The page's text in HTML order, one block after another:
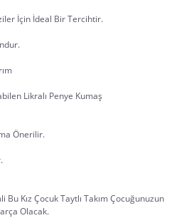
İçin İdeal Bir Tercihtir.
Likralı Penye Kumaş
Önerilir.
Kız Çocuk Taytlı Takım Çocuğunuzun
Olacak.